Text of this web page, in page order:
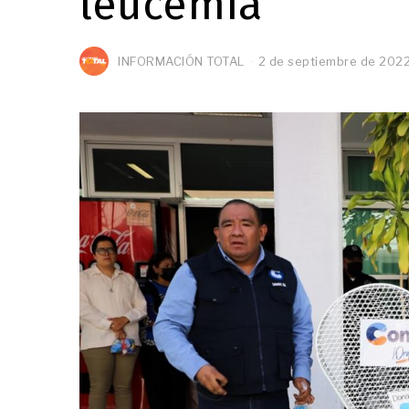
INFORMACIÓN TOTAL 2 de septiembre de